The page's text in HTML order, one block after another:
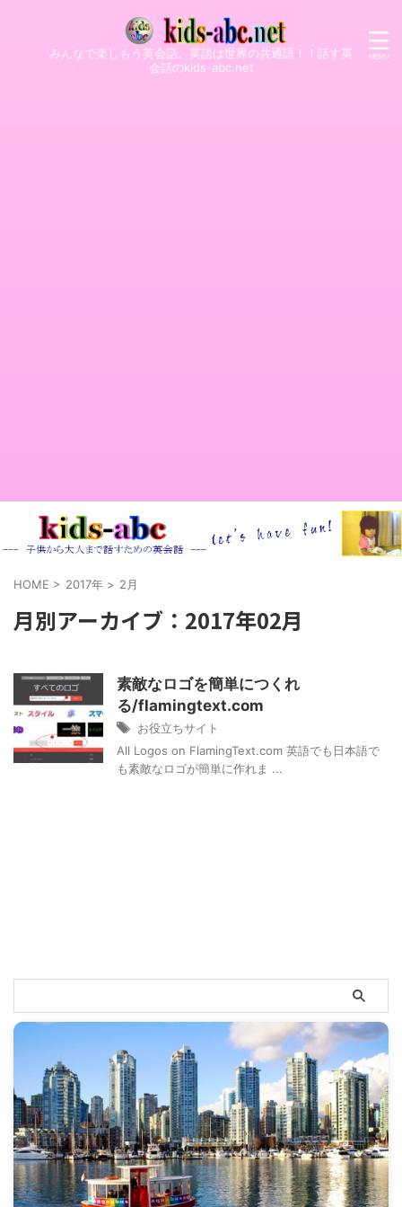
みんなで楽しもう英会話。英語は世界の共通語！！話す英
会話のkids-abc.net
HOME > 2017年 > 2月
月別アーカイブ：2017年02月
素敵なロゴを簡単につくれ
る/flamingtext.com
お役立ちサイト
All Logos on FlamingText.com 英語でも日本語で
も素敵なロゴが簡単に作れま ...